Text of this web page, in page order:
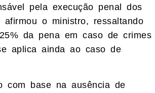
pela execução penal dos
o ministro, ressaltando
da pena em caso de crimes
aplica ainda ao caso de
com base na ausência de